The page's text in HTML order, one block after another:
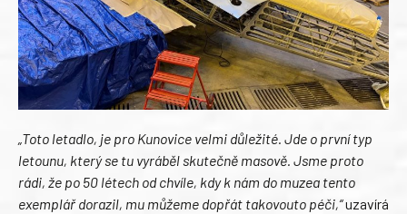
„Toto letadlo, je pro Kunovice velmi důležité. Jde o první typ
letounu, který se tu vyráběl skutečně masově. Jsme proto
rádi, že po 50 létech od chvíle, kdy k nám do muzea tento
exemplář dorazil, mu můžeme dopřát takovouto péči,“uzavírá